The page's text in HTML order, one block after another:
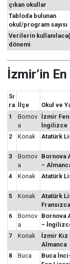
çıkan okullar
Tabloda bulunan
okul/program sayısı
Verilerin
dönemi
İzmir’in
Sı
ra İlçe Okul ve
1
Bornov
a
İzmir
İngilizce
2 Konak Atatürk
3
Bornov
a
Bornova
–
4 Konak Atatürk
5 Konak
Atatürk
Fransızca
6
Bornov
a
Bornova
–
7 Konak
İzmir
Almanca
8 Buca
Buca